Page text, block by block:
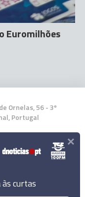
Euromilhões
Ornelas, 56 - 3º
Portugal
às curtas
×